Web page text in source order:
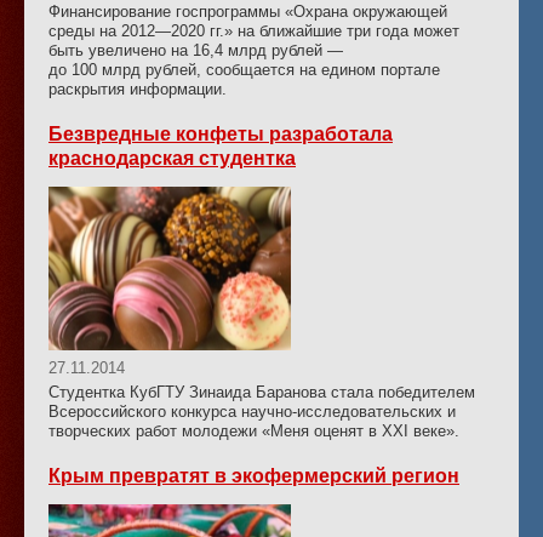
Финансирование госпрограммы «Охрана окружающей
среды на 2012—2020 гг.» на ближайшие три года может
быть увеличено на 16,4 млрд рублей —
до 100 млрд рублей, сообщается на едином портале
раскрытия информации.
Безвредные конфеты разработала
краснодарская студентка
27.11.2014
Студентка КубГТУ Зинаида Баранова стала победителем
Всероссийского конкурса научно-исследовательских и
творческих работ молодежи «Меня оценят в ХХI веке».
Крым превратят в экофермерский регион